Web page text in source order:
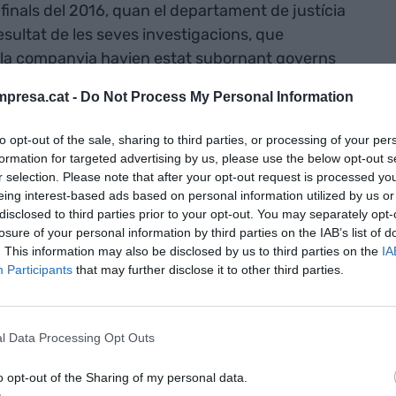
- Do Not Process My Personal Information
opt-out of the sale, sharing to third parties, or processing of your
for targeted advertising by us, please use the below opt-out
selection. Please note that after your opt-out request is processed
interest-based ads based on personal information utilized by us
to third parties prior to your opt-out. You may separately
of your personal information by third parties on the IAB’s list of
This information may also be disclosed by us to third parties on the
Participants that may further disclose it to other third parties.
Data Processing Opt Outs
opt-out of the Sharing of my personal data.
del 2016, quan el departament de justícia
de les seves investigacions, que
companyia havien estat subornant governs
de diners. L’arc temporal de la recerca
2016, mentre la xifra estimada de calés
tota Amèrica Llatina (12 països) s’enfilava
local, Brasil, el president de la constructora i
Odebrecht, ja havia estat condemnat
pràctiques de tota mena (corrupció, rentat de
a la petroliera semipública,
d’hidrocarburs de bandera del Brasil, la trama de
l’os de la companyia. El 2018, la firma
amb el Departament de Justícia dels Estats
de 853 milions de dòlars.
Lima va